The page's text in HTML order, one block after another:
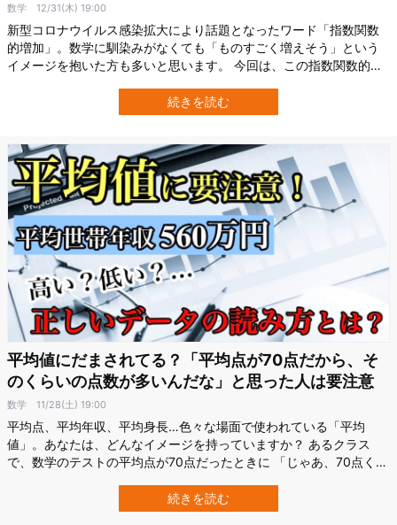
数学 12/31(木) 19:00
新型コロナウイルス感染拡大により話題となったワード「指数関数
的増加」。数学に馴染みがなくても「ものすごく増えそう」という
イメージを抱いた方も多いと思います。 今回は、この指数関数的増
る「曽呂利新左衛門（そろりしんざえもん）の逸話」を紹介し、そ
の後、実際にグラフや数式を見ながら、指数関数的増加を紐解いて
続きを読む
平均値にだまされてる？「平均点が70点だから、そ
のくらいの点数が多いんだな」と思った人は要注意
数学 11/28(土) 19:00
平均点、平均年収、平均身長…色々な場面で使われている「平均
値」。あなたは、どんなイメージを持っていますか？ あるクラス
で、数学のテストの平均点が70点だったときに 「じゃあ、70点くら
くらいってことか」 と感じてしまう人、要注意かもしれません！ 実
は、平均値を考えるときに、気を付けなければならない場合がある
続きを読む